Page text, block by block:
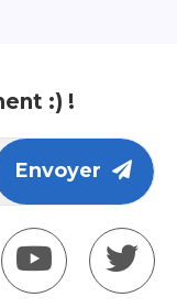
:) !
Envoyer